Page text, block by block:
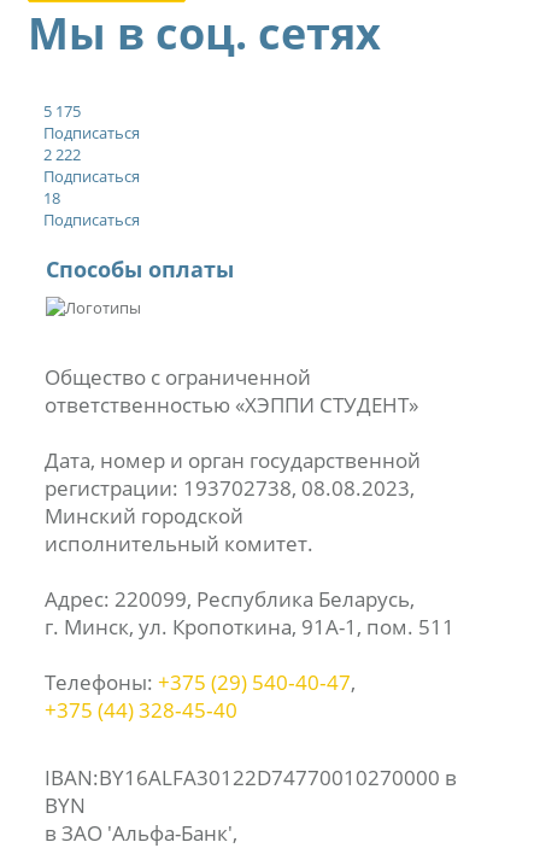
Мы в соц. сетях
5 175
Подписаться
2 222
Подписаться
18
Подписаться
Способы оплаты
Общество с ограниченной
ответственностью «ХЭППИ СТУДЕНТ»
Дата, номер и орган государственной
регистрации: 193702738, 08.08.2023,
Минский городской
исполнительный комитет.
Адрес: 220099, Республика Беларусь,
г. Минск, ул. Кропоткина, 91А-1, пом. 511
Телефоны: +375 (29) 540‑40‑47,
+375 (44) 328‑45‑40
IBAN:BY16ALFA30122D74770010270000 в
BYN
в ЗАО 'Альфа-Банк',